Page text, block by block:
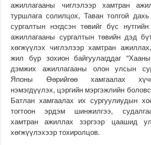
ажиллагааны чиглэлээр хамтран
туршлага солилцох, Таван толгой дахь
сургалтын нэгдсэн төвийг бүс
ажиллагааны сургалтын төвийн дэд
хөгжүүлэх чиглэлээр хамтран
жил бүр зохион байгуулагддаг
дэмжих ажиллагааны олон улсын
Японы Өөрийгөө хамгаалах
нэмэгдүүлэх, цэргийн мэргэжлийн
Батлан хамгаалах их сургуулиудын
тогтоон эрдэм шинжилгээ,
хамтран ажиллах зэргээр цаашид
хөгжүүлэхээр тохиролцов.